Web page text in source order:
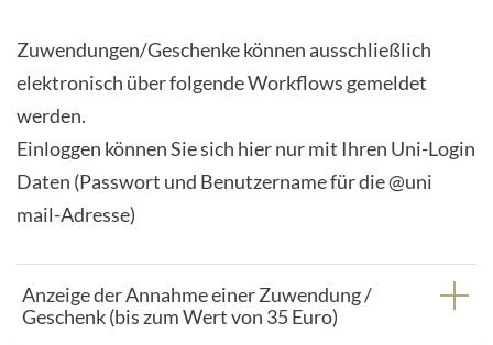
Zuwendungen/Geschenke können ausschließlich
elektronisch über folgende Workflows gemeldet
werden.
Einloggen können Sie sich hier nur mit Ihren Uni-Login
Daten (Passwort und Benutzername für die @uni
mail-Adresse)
Anzeige der Annahme einer Zuwendung /
Geschenk (bis zum Wert von 35 Euro)